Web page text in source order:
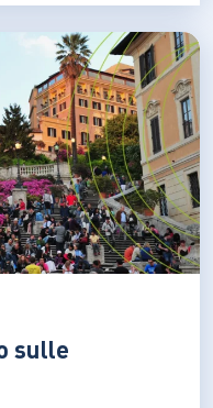
La differenza sta nel
sulle